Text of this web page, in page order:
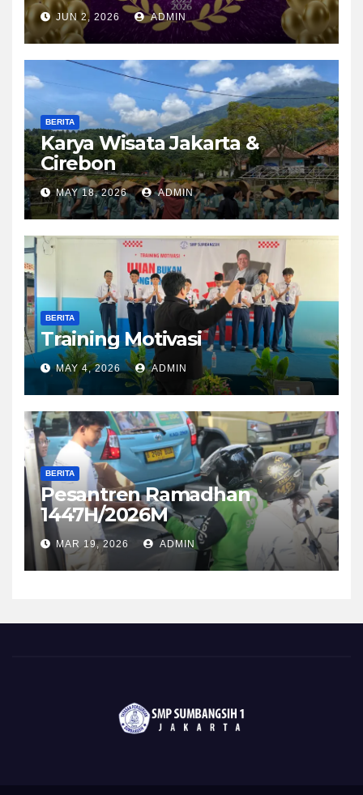
JUN 2, 2026 ADMIN
BERITA
Karya Wisata Jakarta &
Cirebon
MAY 18, 2026 ADMIN
BERITA
Training Motivasi
MAY 4, 2026 ADMIN
BERITA
Pesantren Ramadhan
1447H/2026M
MAR 19, 2026 ADMIN